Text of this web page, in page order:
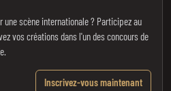
scène internationale ? Participez au
vos créations dans l'un des concours de
Inscrivez-vous maintenant